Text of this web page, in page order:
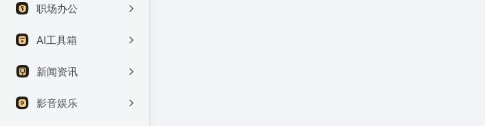
职场办公
AI工具箱
新闻资讯
影音娱乐